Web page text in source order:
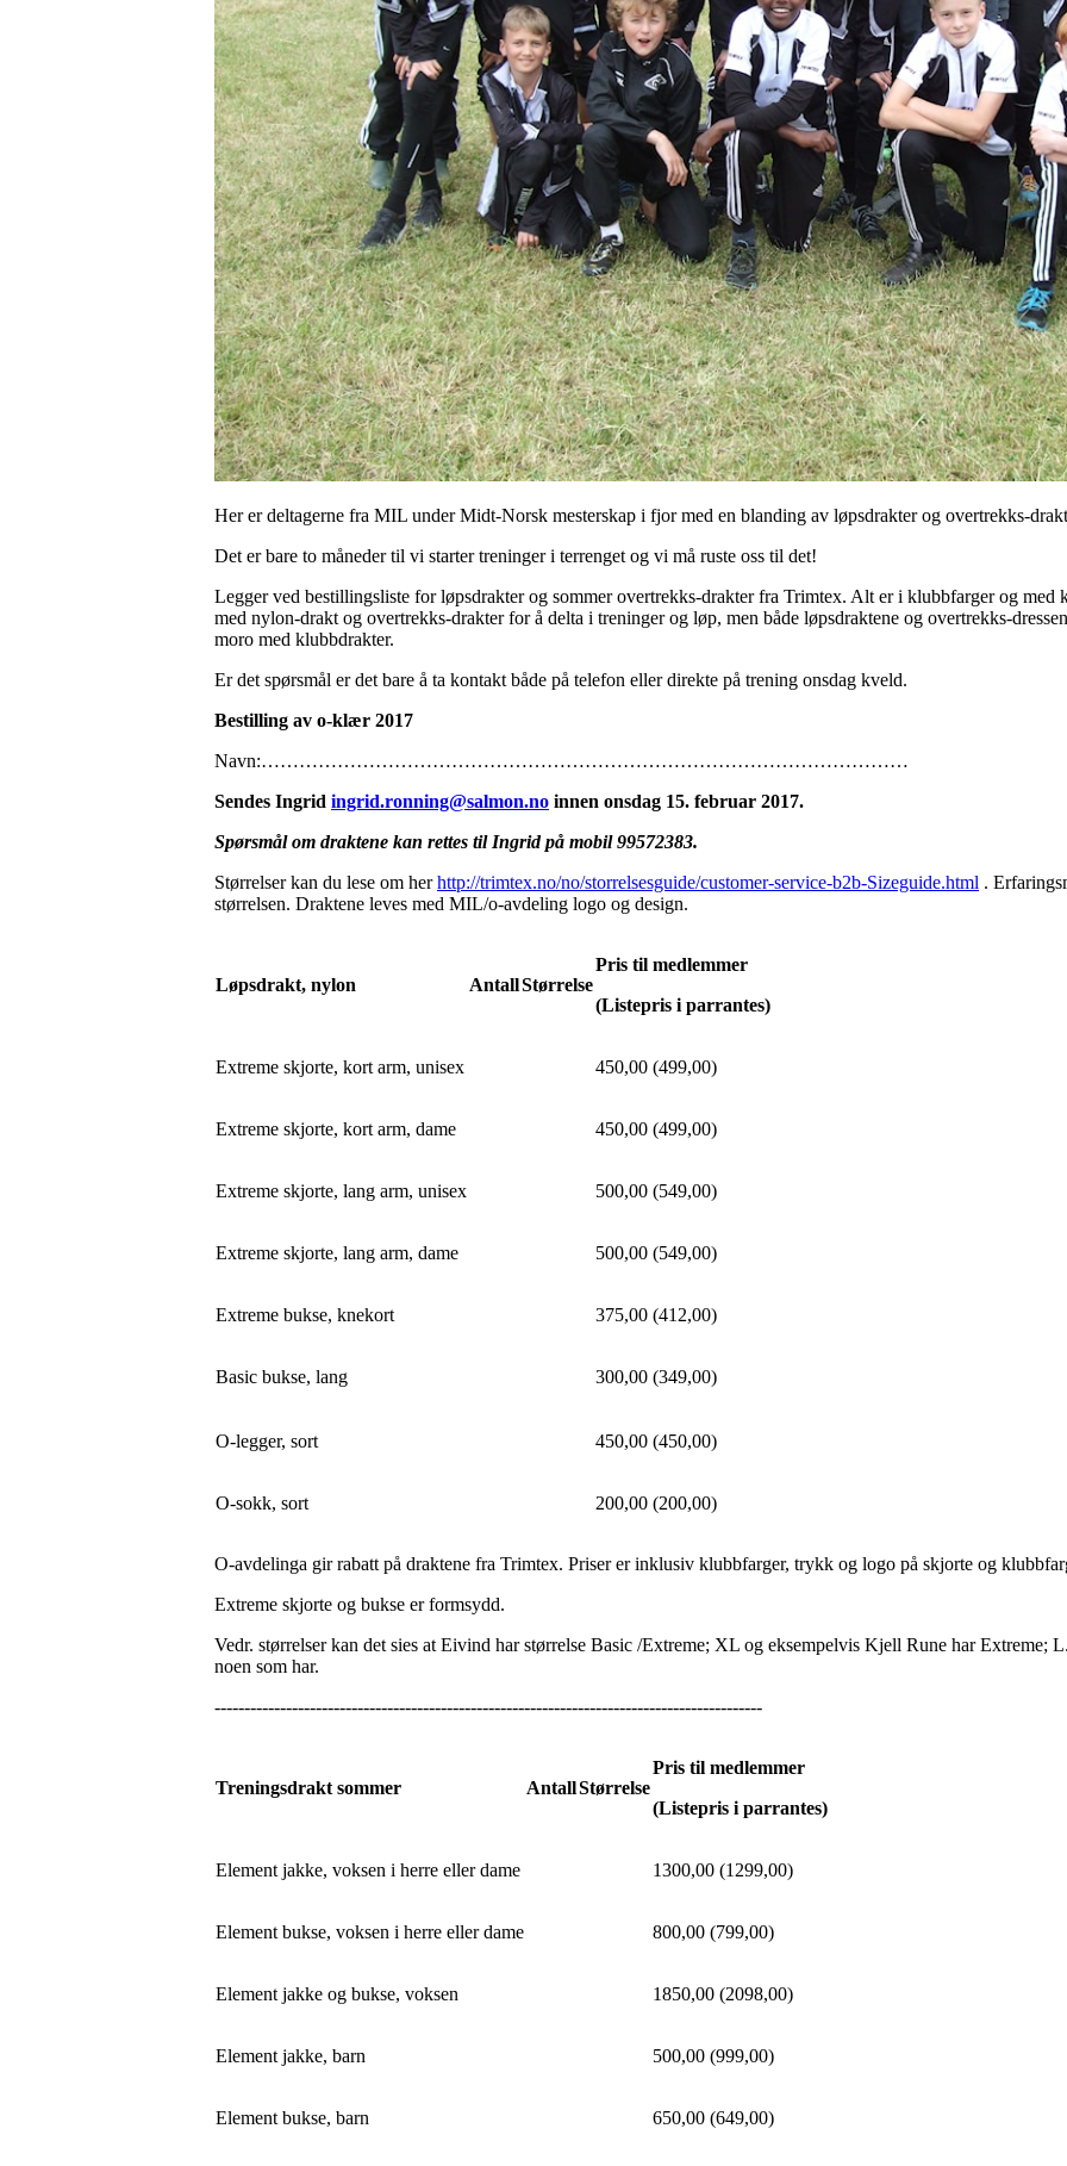
Her er deltagerne fra MIL under Midt-Norsk mesterskap i fjor med en blanding av løpsdrakter og overtrekks-
Det er bare to måneder til vi starter treninger i terrenget og vi må ruste oss til det!
Legger ved bestillingsliste for løpsdrakter og sommer overtrekks-drakter fra Trimtex. Alt er i klubbfarger og
med nylon-drakt og overtrekks-drakter for å delta i treninger og løp, men både løpsdraktene og overtrekks-
moro med klubbdrakter.
Er det spørsmål er det bare å ta kontakt både på telefon eller direkte på trening onsdag kveld.
Bestilling av o-klær 2017
Navn:…………………………………………………………………………………………
Sendes Ingrid ingrid.ronning@salmon.no innen onsdag 15. februar 2017.
Spørsmål om draktene kan rettes til Ingrid på mobil 99572383.
Størrelser kan du lese om herhttp://trimtex.no/no/storrelsesguide/customer-service-b2b-Sizeguide.html .
størrelsen. Draktene leves med MIL/o-avdeling logo og design.
Løpsdrakt, nylon AntallStørrelse
Pris til medlemmer
(Listepris i parrantes)
Extreme skjorte, kort arm, unisex 450,00 (499,00)
Extreme skjorte, kort arm, dame 450,00 (499,00)
Extreme skjorte, lang arm, unisex 500,00 (549,00)
Extreme skjorte, lang arm, dame 500,00 (549,00)
Extreme bukse, knekort 375,00 (412,00)
Basic bukse, lang 300,00 (349,00)
O-legger, sort 450,00 (450,00)
O-sokk, sort 200,00 (200,00)
O-avdelinga gir rabatt på draktene fra Trimtex. Priser er inklusiv klubbfarger, trykk og logo på skjorte og
Extreme skjorte og bukse er formsydd.
Vedr. størrelser kan det sies at Eivind har størrelse Basic /Extreme; XL og eksempelvis Kjell Rune har Extreme;
noen som har.
--------------------------------------------------------------------------------------------
Treningsdrakt sommer AntallStørrelse
Pris til medlemmer
(Listepris i parrantes)
Element jakke, voksen i herre eller dame 1300,00 (1299,00)
Element bukse, voksen i herre eller dame 800,00 (799,00)
Element jakke og bukse, voksen 1850,00 (2098,00)
Element jakke, barn 500,00 (999,00)
Element bukse, barn 650,00 (649,00)